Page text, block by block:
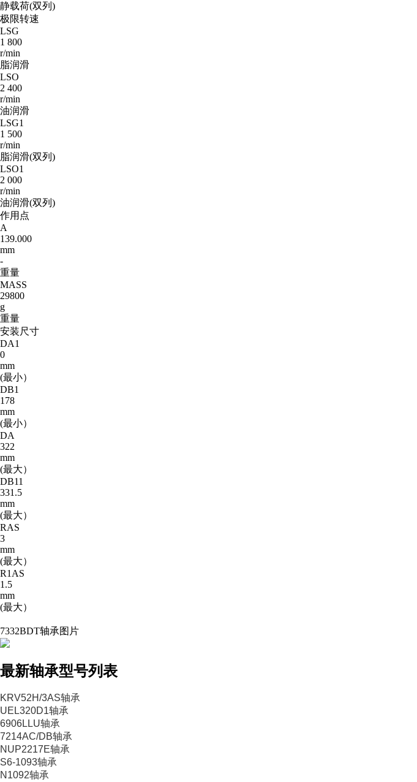
静载荷(双列)
极限转速
LSG
1 800
r/min
脂润滑
LSO
2 400
r/min
油润滑
LSG1
1 500
r/min
脂润滑(双列)
LSO1
2 000
r/min
油润滑(双列)
作用点
A
139.000
mm
-
重量
MASS
29800
g
重量
安装尺寸
DA1
0
mm
(最小）
DB1
178
mm
(最小）
DA
322
mm
(最大）
DB11
331.5
mm
(最大）
RAS
3
mm
(最大）
R1AS
1.5
mm
(最大）
7332BDT轴承图片
最新轴承型号列表
KRV52H/3AS轴承
UEL320D1轴承
6906LLU轴承
7214AC/DB轴承
NUP2217E轴承
S6-1093轴承
N1092轴承